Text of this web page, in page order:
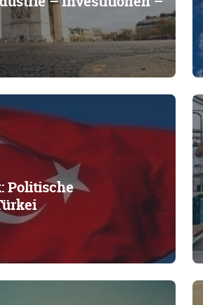
Politische